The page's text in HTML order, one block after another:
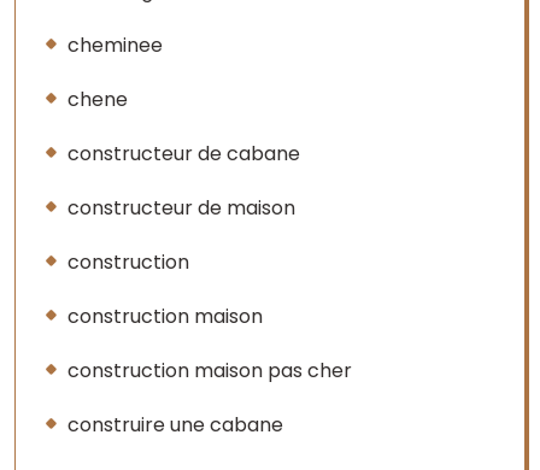
cheminee
chene
constructeur de cabane
constructeur de maison
construction
construction maison
construction maison pas cher
construire une cabane